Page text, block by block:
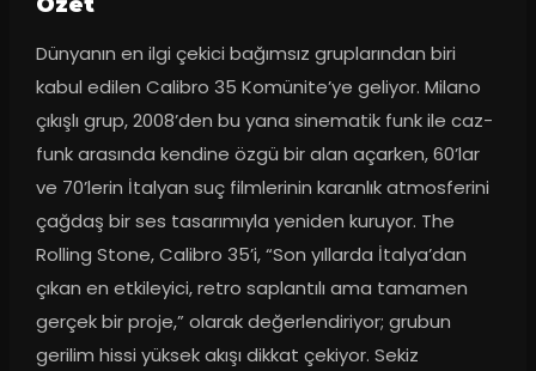
Ozet
Dünyanın en ilgi çekici bağımsız gruplarından biri
kabul edilen Calibro 35 Komünite’ye geliyor. Milano
çıkışlı grup, 2008’den bu yana sinematik funk ile caz-
funk arasında kendine özgü bir alan açarken, 60’lar
ve 70’lerin İtalyan suç filmlerinin karanlık atmosferini
çağdaş bir ses tasarımıyla yeniden kuruyor. The
Rolling Stone, Calibro 35’i, “Son yıllarda İtalya’dan
çıkan en etkileyici, retro saplantılı ama tamamen
gerçek bir proje,” olarak değerlendiriyor; grubun
gerilim hissi yüksek akışı dikkat çekiyor. Sekiz